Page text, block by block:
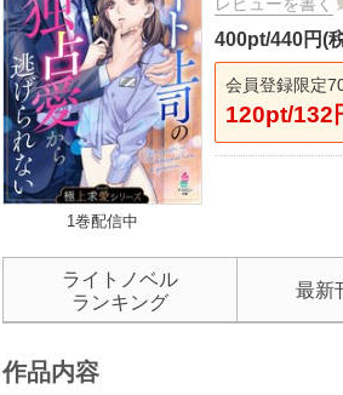
1巻配信中
400pt/440円(
会員登録限定
120pt/132
ライトノベル
ランキング
最新
作品内容